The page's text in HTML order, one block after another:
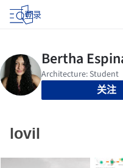
登录
关注
lovil